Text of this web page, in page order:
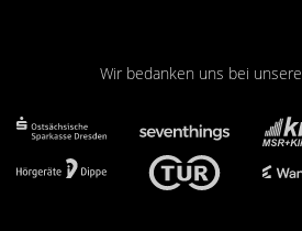
Wir bedanken uns bei